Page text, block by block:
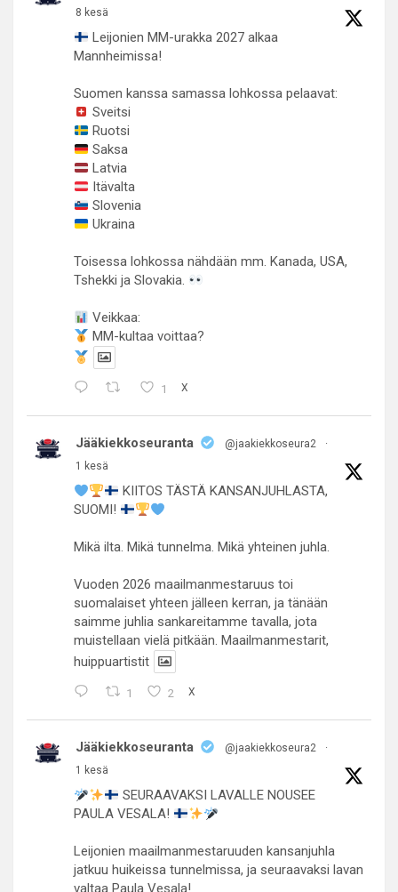
8 kesä
Leijonien MM-urakka 2027 alkaa
Mannheimissa!
Suomen kanssa samassa lohkossa pelaavat:
Sveitsi
Ruotsi
Saksa
Latvia
Itävalta
Slovenia
Ukraina
Toisessa lohkossa nähdään mm. Kanada, USA,
Tshekki ja Slovakia.
Veikkaa:
MM-kultaa voittaa?
1 X
Jääkiekkoseuranta @jaakiekkoseura2
·
1 kesä
KIITOS TÄSTÄ KANSANJUHLASTA,
SUOMI!
Mikä ilta. Mikä tunnelma. Mikä yhteinen juhla.
Vuoden 2026 maailmanmestaruus toi
suomalaiset yhteen jälleen kerran, ja tänään
saimme juhlia sankareitamme tavalla, jota
muistellaan vielä pitkään. Maailmanmestarit,
huippuartistit
1 2 X
Jääkiekkoseuranta @jaakiekkoseura2
·
1 kesä
SEURAAVAKSI LAVALLE NOUSEE
PAULA VESALA!
Leijonien maailmanmestaruuden kansanjuhla
jatkuu huikeissa tunnelmissa, ja seuraavaksi lavan
valtaa Paula Vesala!